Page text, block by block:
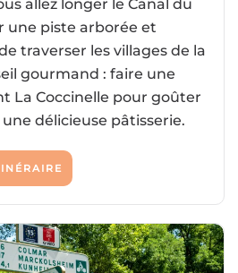
allez longer le Canal du
une piste arborée et
traverser les villages de la
gourmand : faire une
La Coccinelle pour goûter
délicieuse pâtisserie.